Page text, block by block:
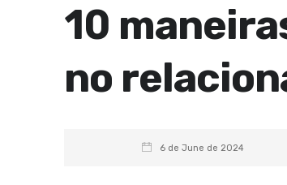
10
no
6 de June de 2024